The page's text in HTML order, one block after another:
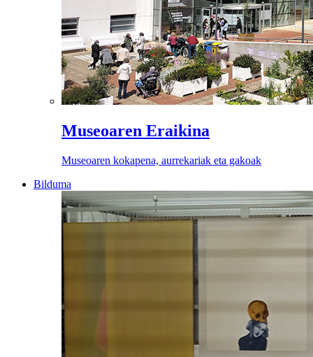
Museoaren Eraikina
Museoaren kokapena, aurrekariak eta gakoak
Bilduma